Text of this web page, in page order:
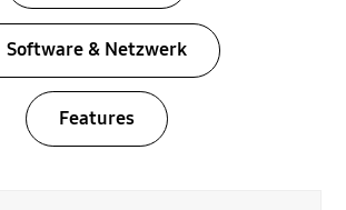
Software & Netzwerk
Features